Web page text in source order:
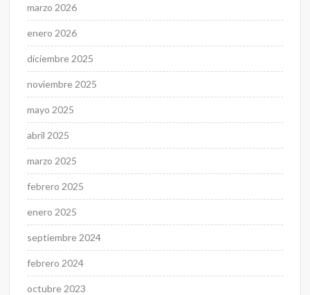
marzo 2026
enero 2026
diciembre 2025
noviembre 2025
mayo 2025
abril 2025
marzo 2025
febrero 2025
enero 2025
septiembre 2024
febrero 2024
octubre 2023